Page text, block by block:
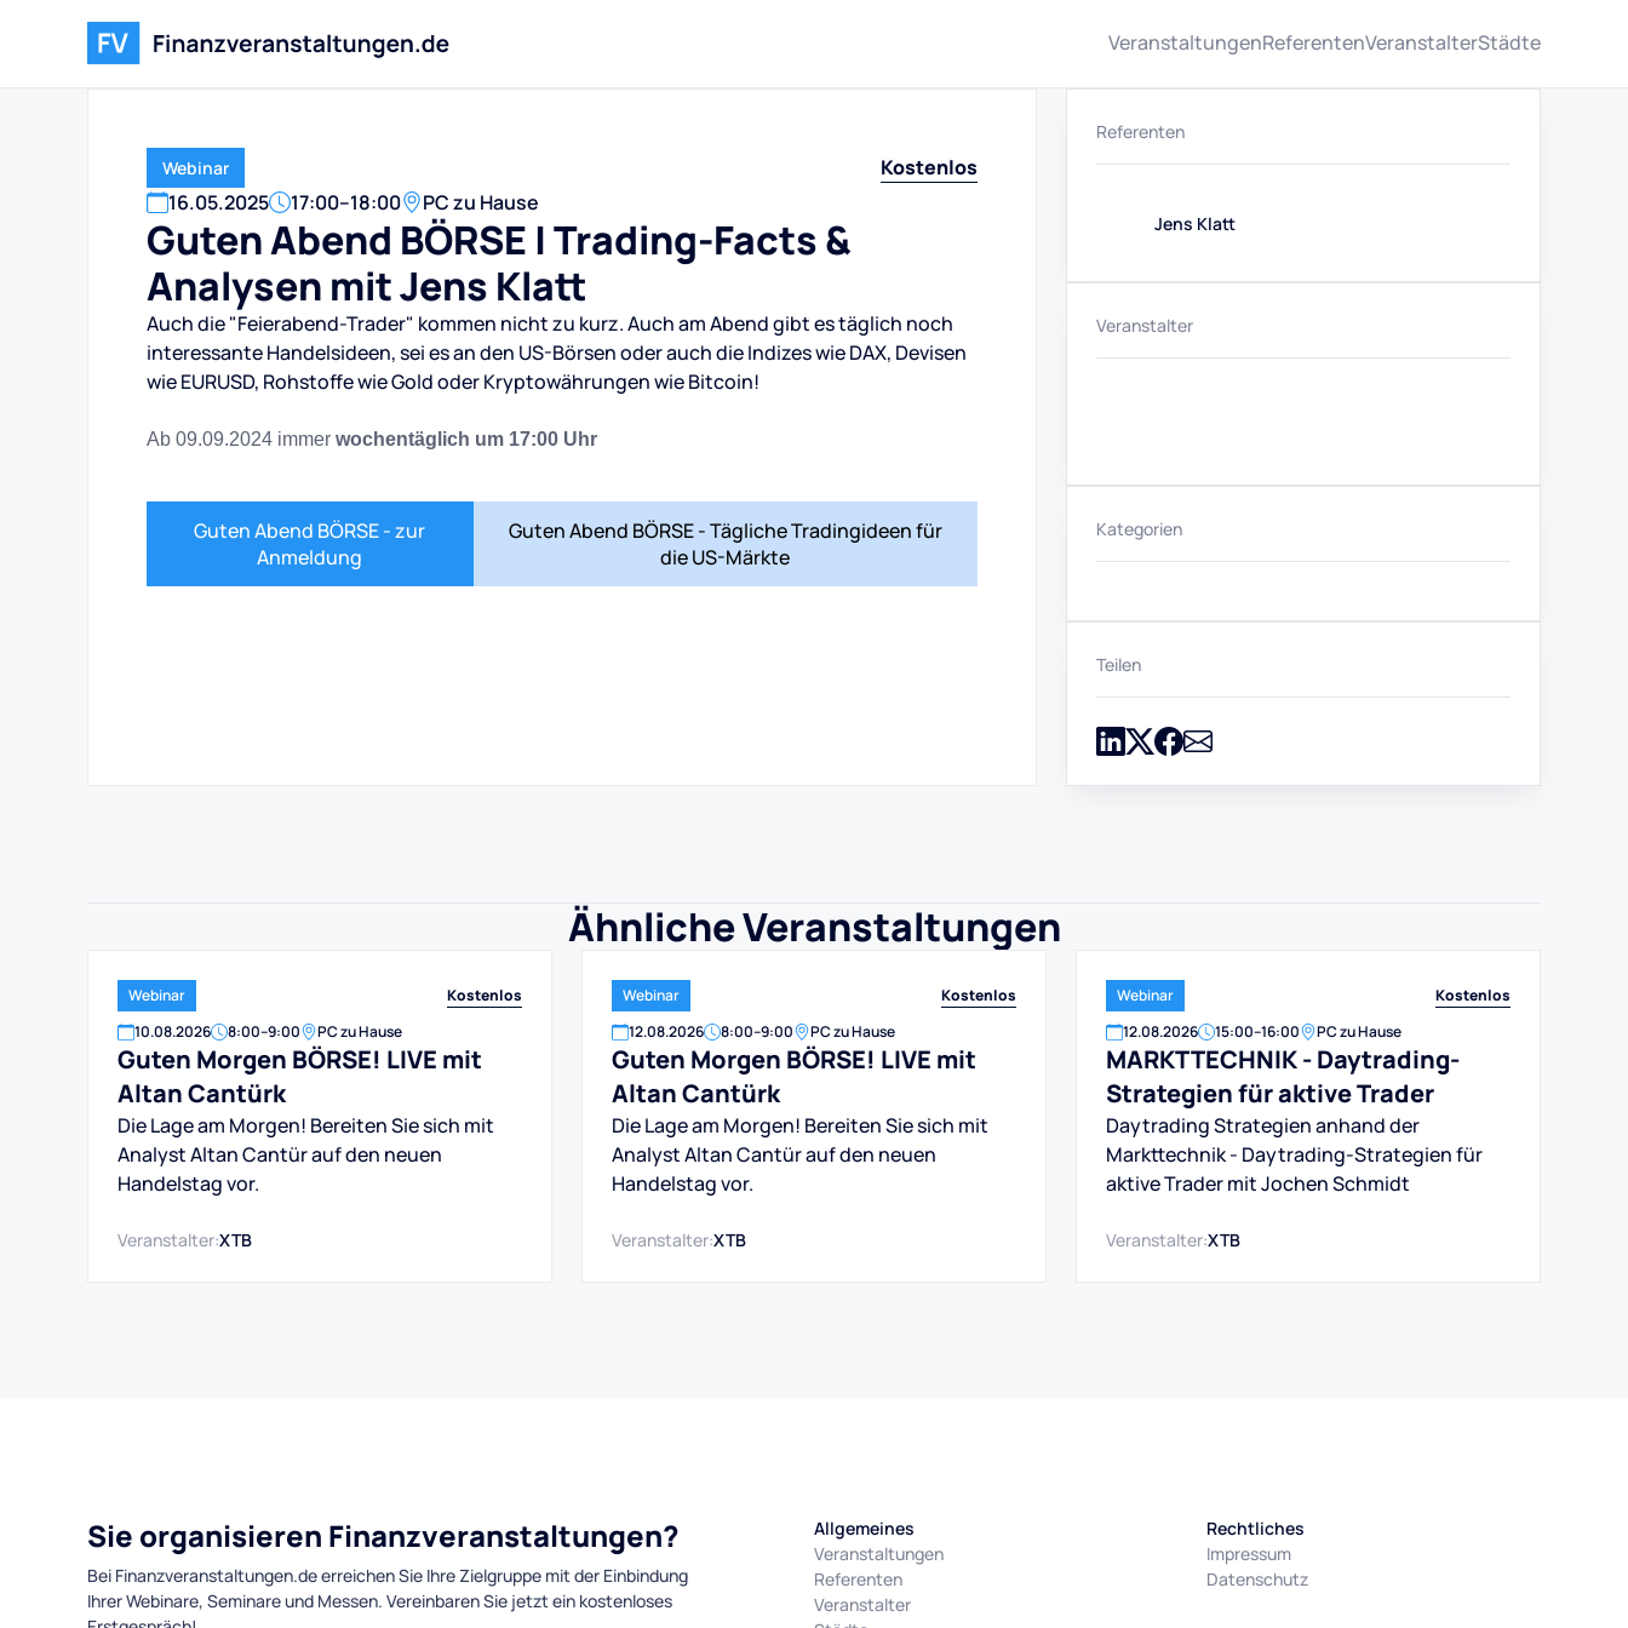
VeranstaltungenReferentenVeranstalterStädte
Webinar
Kostenlos
16.05.2025 17:00–18:00 PC zu Hause
Guten Abend BÖRSE | Trading-Facts &
Analysen mit Jens Klatt
Auch die "Feierabend-Trader" kommen nicht zu kurz. Auch am Abend gibt es täglich noch
interessante Handelsideen, sei es an den US-Börsen oder auch die Indizes wie DAX, Devisen
wie EURUSD, Rohstoffe wie Gold oder Kryptowährungen wie Bitcoin!
Ab 09.09.2024 immer wochentäglich um 17:00 Uhr
Guten Abend BÖRSE - zur
Anmeldung
Guten Abend BÖRSE - Tägliche Tradingideen für
die US-Märkte
Referenten
Jens Klatt
Veranstalter
Kategorien
Teilen
Ähnliche Veranstaltungen
Webinar
Kostenlos
10.08.2026 8:00–9:00 PC zu Hause
Guten Morgen BÖRSE! LIVE mit
Altan Cantürk
Die Lage am Morgen! Bereiten Sie sich mit
Analyst Altan Cantür auf den neuen
Handelstag vor.
Veranstalter:XTB
Webinar
Kostenlos
12.08.2026 8:00–9:00 PC zu Hause
Guten Morgen BÖRSE! LIVE mit
Altan Cantürk
Die Lage am Morgen! Bereiten Sie sich mit
Analyst Altan Cantür auf den neuen
Handelstag vor.
Veranstalter:XTB
Webinar
Kostenlos
12.08.2026 15:00–16:00 PC zu Hause
MARKTTECHNIK - Daytrading-
Strategien für aktive Trader
Daytrading Strategien anhand der
Markttechnik - Daytrading-Strategien für
aktive Trader mit Jochen Schmidt
Veranstalter:XTB
Sie organisieren Finanzveranstaltungen?
Bei Finanzveranstaltungen.de erreichen Sie Ihre Zielgruppe mit der Einbindung
Ihrer Webinare, Seminare und Messen. Vereinbaren Sie jetzt ein kostenloses
Allgemeines
Veranstaltungen
Referenten
Veranstalter
Rechtliches
Impressum
Datenschutz